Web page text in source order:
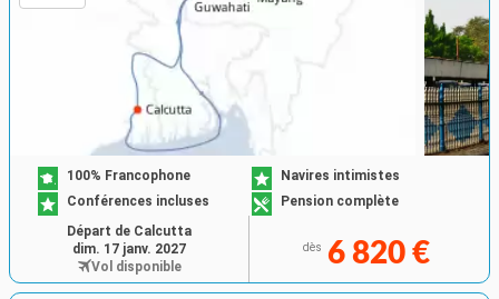
100% Francophone
Navires intimistes
Conférences incluses
Pension complète
dès 6 820 €
Départ de Calcutta
dim. 17 janv. 2027
Vol disponible